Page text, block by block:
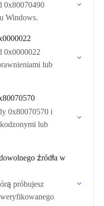
0x80070490
Windows.
0x0000022
lub
0x80070570 i
lub
źródła w
próbujesz